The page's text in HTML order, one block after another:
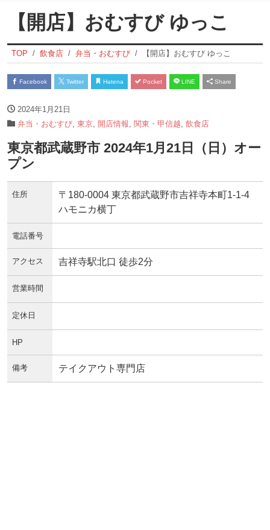
【開店】おむすび ゆっこ
TOP 飲食店 弁当・おむすび 【開店】おむすび ゆっこ
Facebook Twitter Hatena Pocket LINE Share
2024年1月21日
弁当・おむすび 東京 開店情報 関東・甲信越 飲食店
東京都武蔵野市 2024年1月21日（日）オー
プン
住所
〒180-0004 東京都武蔵野市吉祥寺本町1-1-4
ハモニカ横丁
電話番号
アクセス 吉祥寺駅北口 徒歩2分
営業時間
定休日
HP
備考 テイクアウト専門店